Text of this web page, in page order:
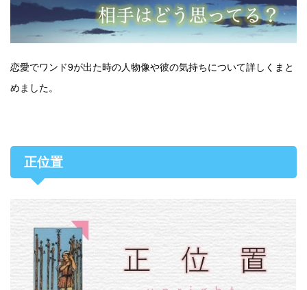
恋愛でワンド9が出た時の人物像や彼の気持ちについて詳しくまと
めました。
正位置